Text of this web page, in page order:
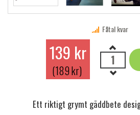
Fåtal kvar
139 kr
(189 kr)
Ett riktigt grymt gäddbete